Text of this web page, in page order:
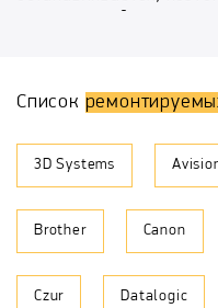
этой области – мы
марки сканера. Наш
ведущими брендами
уважаемый и надежный
зарекомендовавший
потребителям. Но в
механизмов, поэтому
востребованная услуга.
Список
3D Systems
Brother Canon
Czur Datalogic